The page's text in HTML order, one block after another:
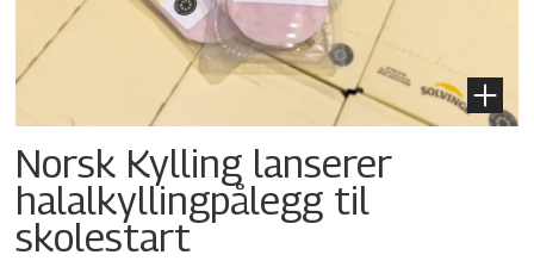
Norsk Kylling lanserer
halalkyllingpålegg til
skolestart